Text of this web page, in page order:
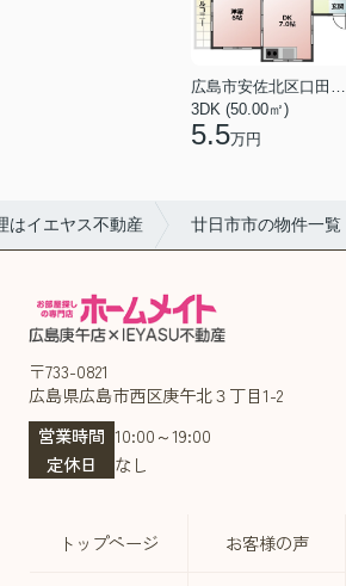
広島市安佐北区口田１丁目
3DK (50.00㎡)
5.5万円
はイエヤス不動産 廿日市市の物件一覧
〒733-0821
広島県広島市西区庚午北３丁目1-2
営業時間 10:00～19:00
定休日
なし
トップページ お客様の声